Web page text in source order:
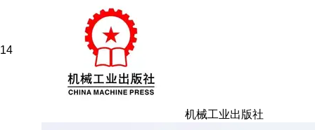
14
机械工业出版社